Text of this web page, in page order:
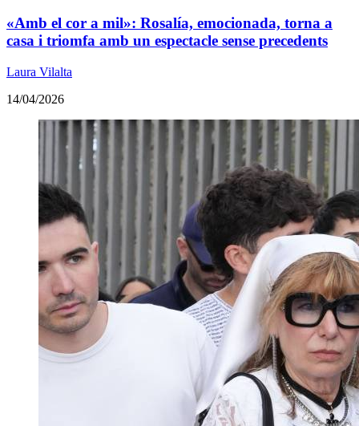
«Amb el cor a mil»: Rosalía, emocionada, torna a
casa i triomfa amb un espectacle sense precedents
Laura Vilalta
14/04/2026